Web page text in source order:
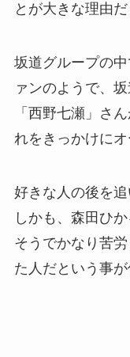
とが大きな理由だ
坂道グループの
ァンのようで、
「西野七瀬」さ
れをきっかけにオ
好きな人の後を追
しかも、森田ひ
そうでかなり苦
た人だという事が